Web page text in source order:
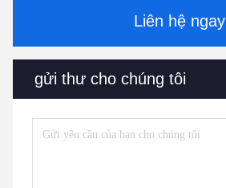
Liên hệ ngay
gửi thư cho chúng tôi